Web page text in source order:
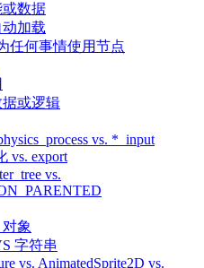
数据
加载
任何事情使用节点
或逻辑
vs. *_input
vs. export
vs.
象
字符串
vs. AnimatedSprite2D vs.